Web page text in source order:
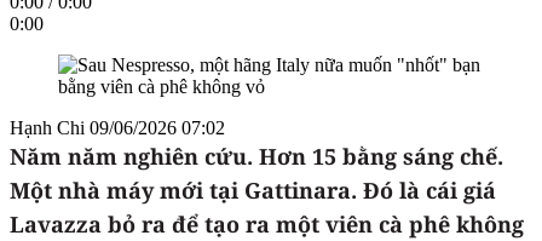
0:00
Hạnh Chi 09/06/2026 07:02
Năm năm nghiên cứu. Hơn 15 bằng sáng chế.
Một nhà máy mới tại Gattinara. Đó là cái giá
Lavazza bỏ ra để tạo ra một viên cà phê không